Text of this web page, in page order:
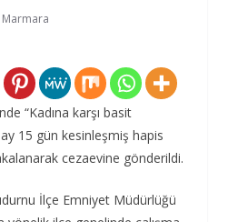
Marmara
“Kadına karşı basit
15 gün kesinleşmiş hapis
cezaevine gönderildi.
İlçe Emniyet Müdürlüğü